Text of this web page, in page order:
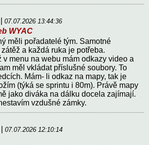
07.07.2026 13:44:36
WYAC
měli pořadatelé tým. Samotné
a každá ruka je potřeba.
v menu na webu mám odkazy video a
měl vkládat příslušné soubory. To
Mám- li odkaz na mapy, tak je
(týká se sprintu i 80m). Právě mapy
jako diváka na dálku docela zajímají.
vzdušné zámky.
07.07.2026 12:10:14